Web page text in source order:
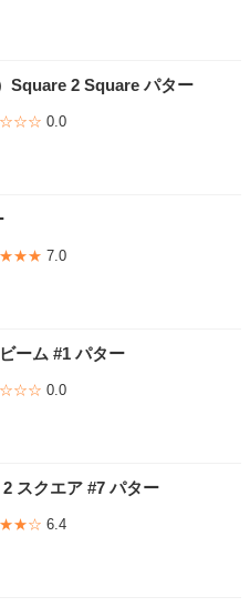
Square 2 Square パター
0.0
7.0
ーム #1 パター
0.0
スクエア #7 パター
6.4